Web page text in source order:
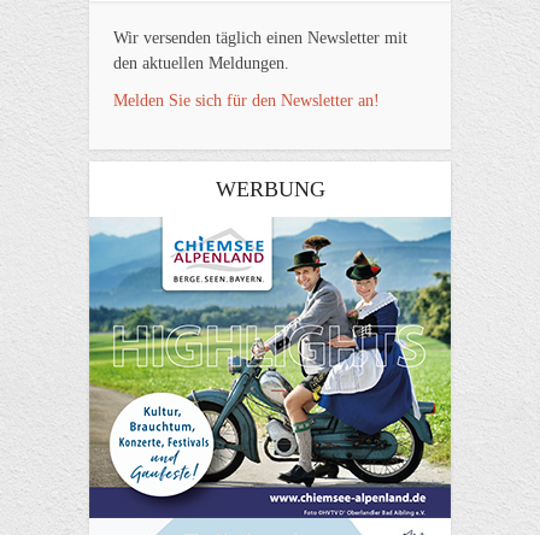
Wir versenden täglich einen Newsletter mit
den aktuellen Meldungen.
Melden Sie sich für den Newsletter an!
WERBUNG